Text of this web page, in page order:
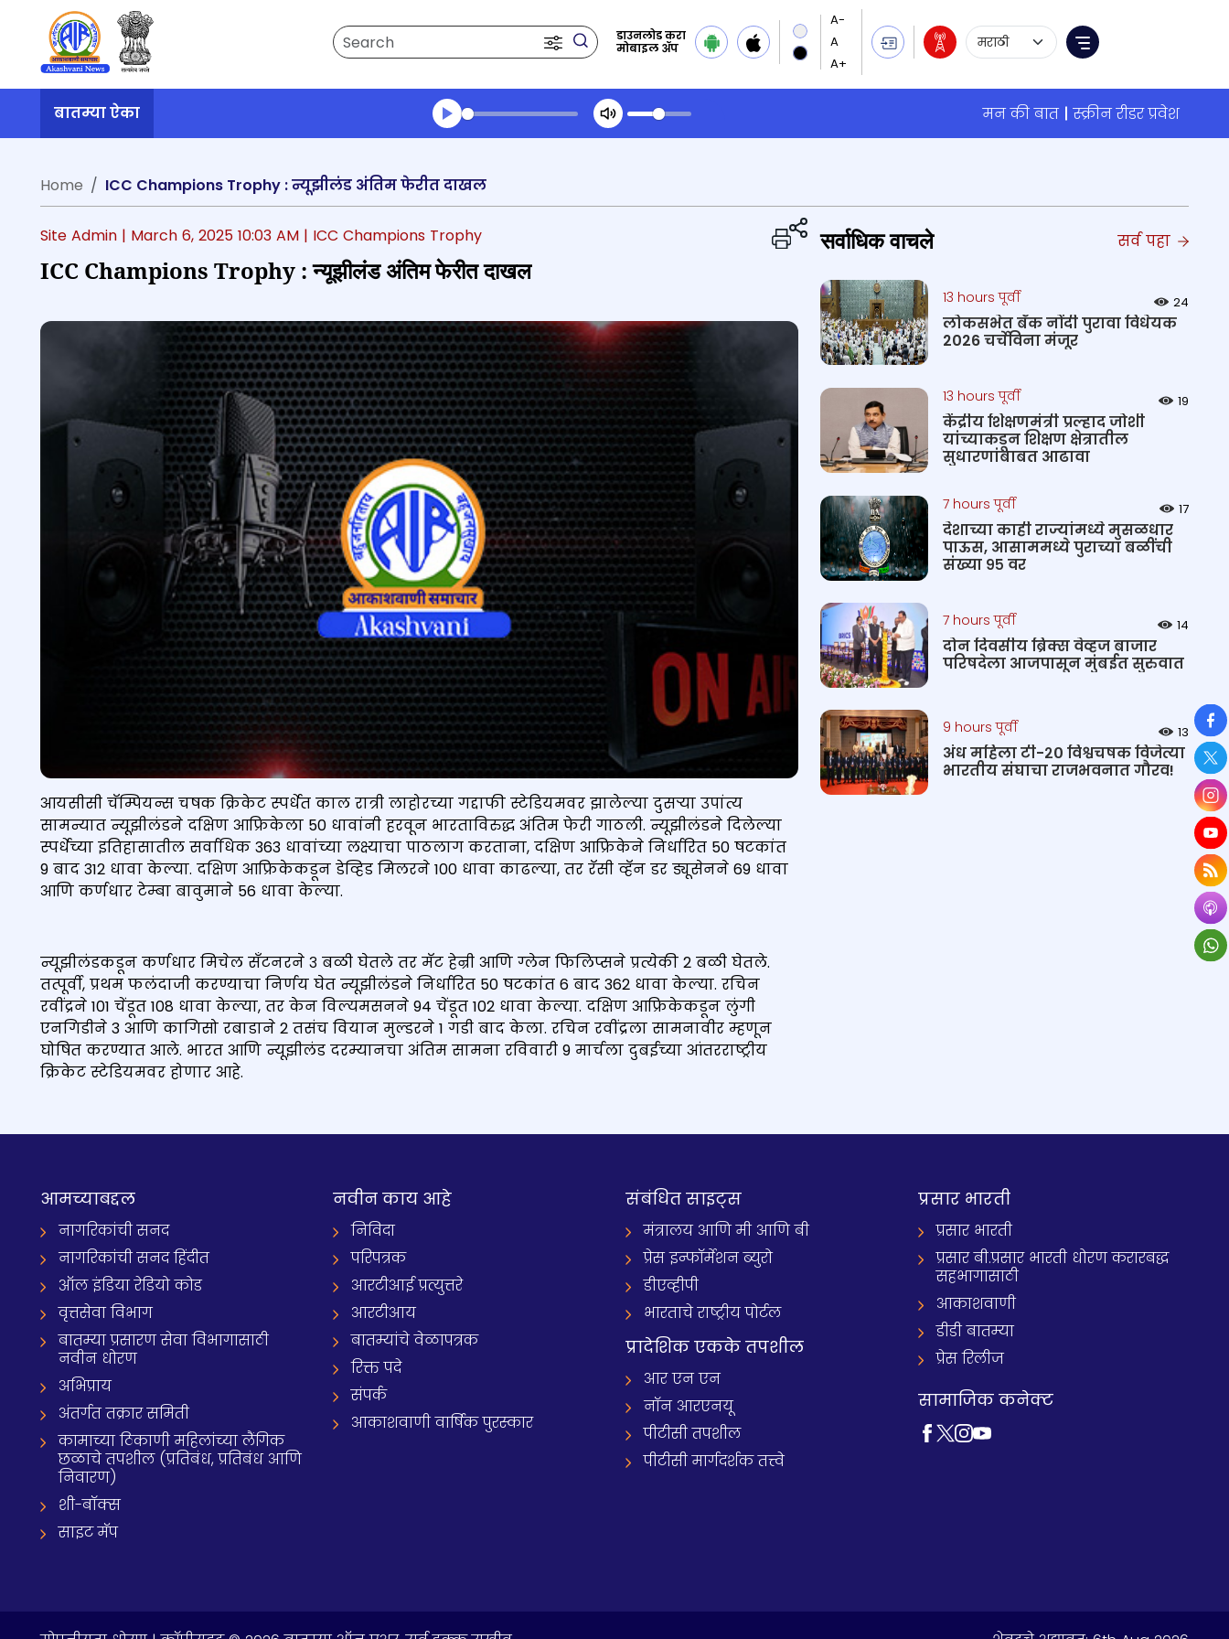
Search
डाउनलोड करा
मोबाइल ॲप
Language Selection
Menu
बातम्या ऐका मन की बात
स्क्रीन रीडर प्रवेश
Transcript summary
Home
ICC Champions Trophy : न्यूझीलंड अंतिम फेरीत दाखल
Site Admin | March 6, 2025 10:03 AM | ICC Champions Trophy
ICC Champions Trophy : न्यूझीलंड अंतिम फेरीत दाखल
आयसीसी चॅम्पियन्स चषक क्रिकेट स्पर्धेत काल रात्री लाहोरच्या गद्दाफी स्टेडियमवर झालेल्या दुसऱ्या उपांत्य
सामन्यात न्यूझीलंडने दक्षिण आफ्रिकेला 50 धावांनी हरवून भारताविरुद्ध अंतिम फेरी गाठली. न्यूझीलंडने दिलेल्या
स्पर्धेच्या इतिहासातील सर्वाधिक 363 धावांच्या लक्ष्याचा पाठलाग करताना, दक्षिण आफ्रिकेने निर्धारित 50 षटकांत
9 बाद 312 धावा केल्या. दक्षिण आफ्रिकेकडून डेव्हिड मिलरने 100 धावा काढल्या, तर रॅसी व्हॅन डर ड्यूसेनने 69 धावा
आणि कर्णधार टेम्बा बावुमाने 56 धावा केल्या.
न्यूझीलंडकडून कर्णधार मिचेल सँटनरने ३ बळी घेतले तर मॅट हेन्री आणि ग्लेन फिलिप्सने प्रत्येकी 2 बळी घेतले.
तत्पूर्वी, प्रथम फलंदाजी करण्याचा निर्णय घेत न्यूझीलंडने निर्धारित 50 षटकांत 6 बाद 362 धावा केल्या. रचिन
रवींद्रने 101 चेंडूत 108 धावा केल्या, तर केन विल्यमसनने 94 चेंडूत 102 धावा केल्या. दक्षिण आफ्रिकेकडून लुंगी
एनगिडीने 3 आणि कागिसो रबाडाने 2 तसंच वियान मुल्डरने 1 गडी बाद केला. रचिन रवींद्रला सामनावीर म्हणून
घोषित करण्यात आले. भारत आणि न्यूझीलंड दरम्यानचा अंतिम सामना रविवारी 9 मार्चला दुबईच्या आंतरराष्ट्रीय
क्रिकेट स्टेडियमवर होणार आहे.
सर्वाधिक वाचले सर्व पहा
13 hours पूर्वी 24
लोकसभेत बँक नोंदी पुरावा विधेयक
2026 चर्चेविना मंजूर
13 hours पूर्वी 19
केंद्रीय शिक्षणमंत्री प्रल्हाद जोशी
यांच्याकडून शिक्षण क्षेत्रातील
सुधारणांबाबत आढावा
7 hours पूर्वी 17
देशाच्या काही राज्यांमध्ये मुसळधार
पाऊस, आसाममध्ये पुराच्या बळींची
संख्या ९५ वर
7 hours पूर्वी 14
दोन दिवसीय ब्रिक्स वेव्हज बाजार
परिषदेला आजपासून मुंबईत सुरुवात
9 hours पूर्वी 13
अंध महिला टी-२० विश्वचषक विजेत्या
भारतीय संघाचा राजभवनात गौरव!
आमच्याबद्दल
नागरिकांची सनद
नागरिकांची सनद हिंदीत
ऑल इंडिया रेडियो कोड
वृत्तसेवा विभाग
बातम्या प्रसारण सेवा विभागासाठी
नवीन धोरण
अभिप्राय
अंतर्गत तक्रार समिती
कामाच्या ठिकाणी महिलांच्या लैंगिक
छळाचे तपशील (प्रतिबंध, प्रतिबंध आणि
निवारण)
शी-बॉक्स
साइट मॅप
नवीन काय आहे
निविदा
परिपत्रक
आरटीआई प्रत्युत्तरे
आरटीआय
बातम्यांचे वेळापत्रक
रिक्त पदे
संपर्क
आकाशवाणी वार्षिक पुरस्कार
संबंधित साइट्स
मंत्रालय आणि मी आणि बी
प्रेस इन्फॉर्मेशन ब्युरो
डीएव्हीपी
भारताचे राष्ट्रीय पोर्टल
प्रादेशिक एकके तपशील
आर एन एन
नॉन आरएनयू
पीटीसी तपशील
पीटीसी मार्गदर्शक तत्त्वे
प्रसार भारती
प्रसार भारती
प्रसार बी.प्रसार भारती धोरण करारबद्ध
सहभागासाठी
आकाशवाणी
डीडी बातम्या
प्रेस रिलीज
सामाजिक कनेक्ट